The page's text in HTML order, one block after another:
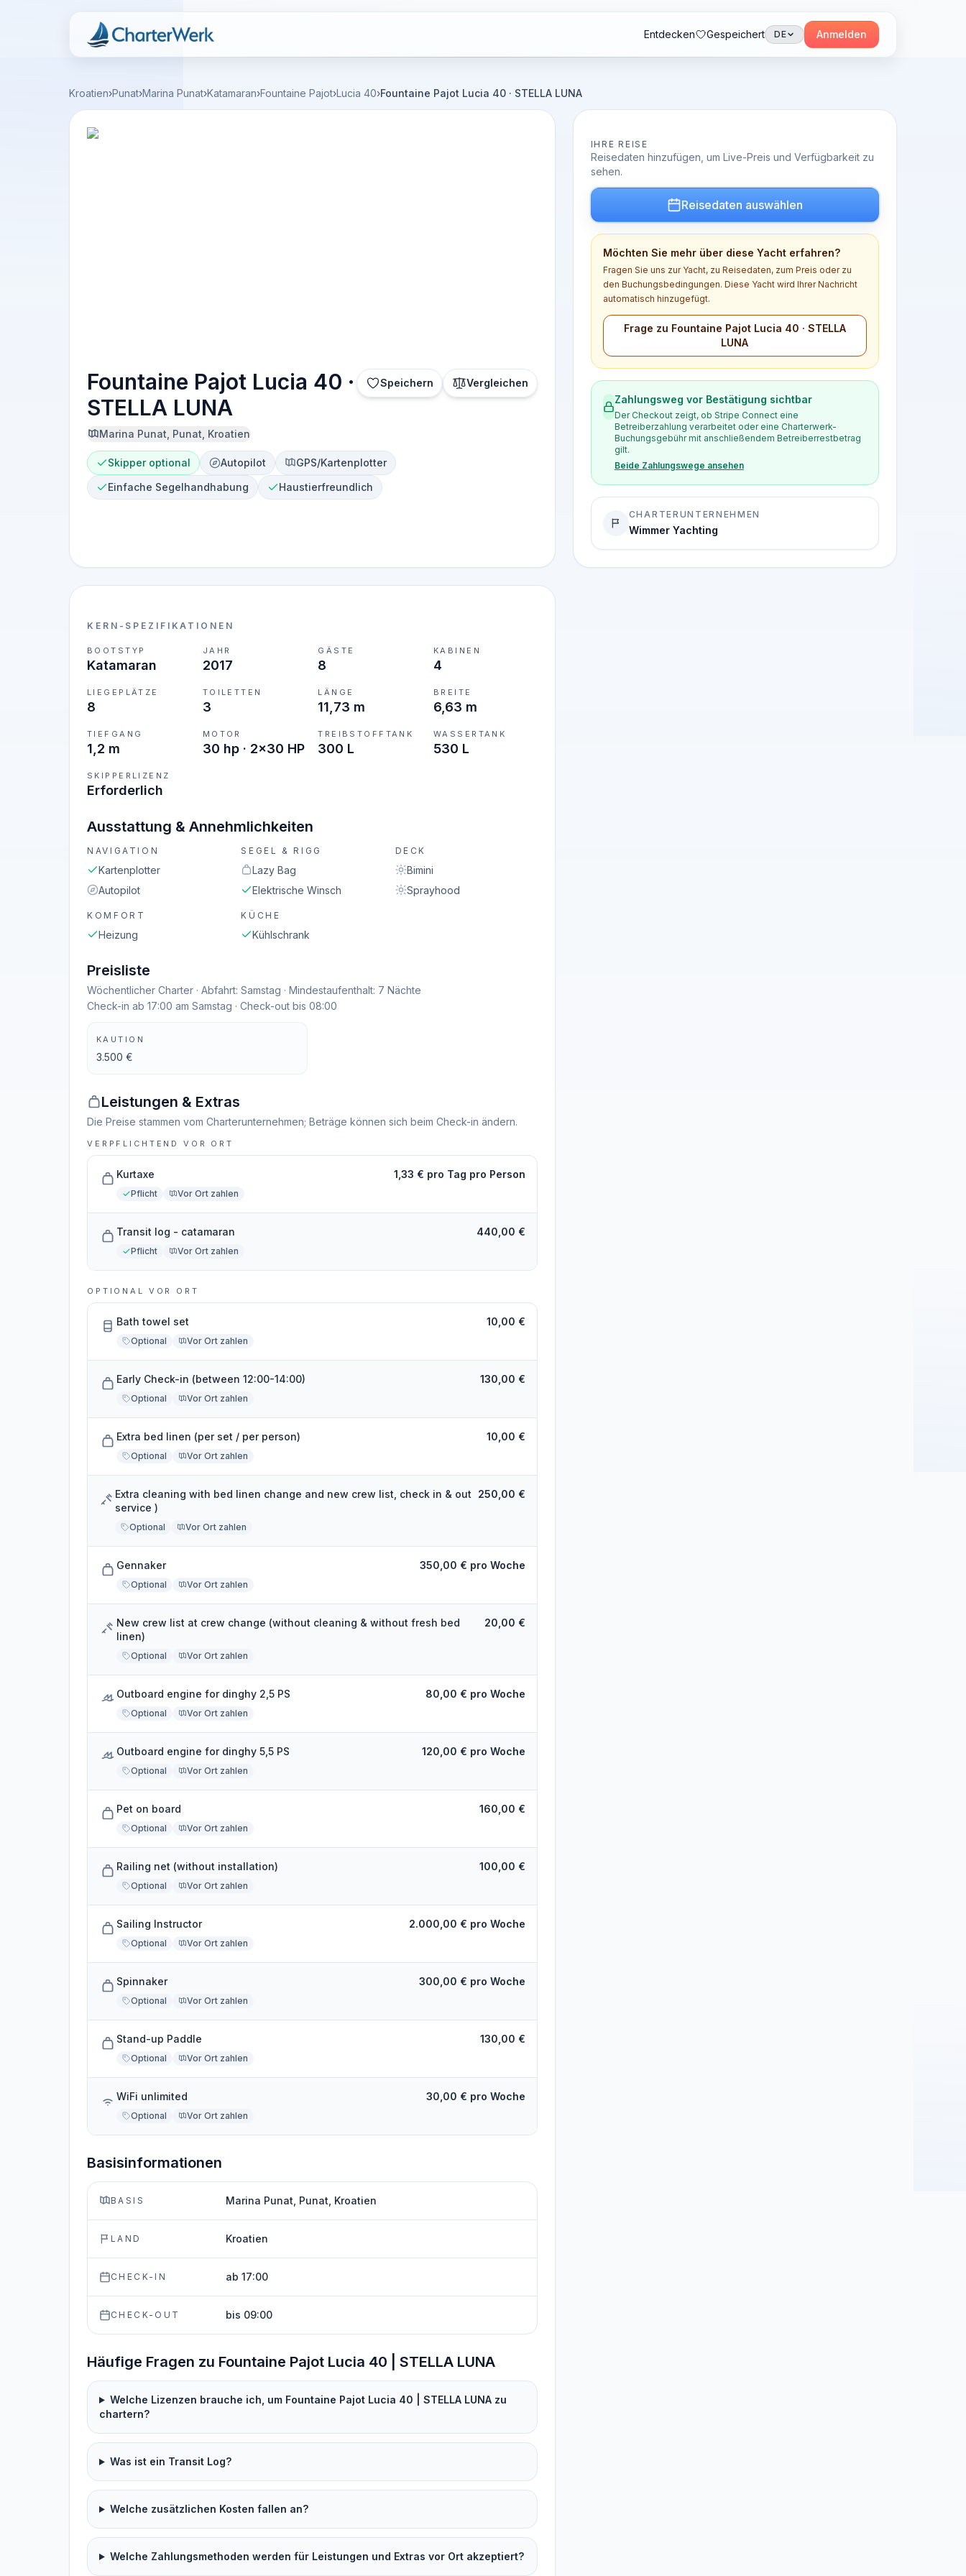
Charterwerk
Entdecken Gespeichert DE Anmelden
Kroatien›Punat›Marina Punat›Katamaran›Fountaine Pajot›Lucia 40›Fountaine Pajot Lucia 40 · STELLA LUNA
Fountaine Pajot Lucia 40 ·
STELLA LUNA
Speichern Vergleichen
Marina Punat, Punat, Kroatien
Skipper optional Autopilot
GPS/Kartenplotter
Einfache Segelhandhabung
Haustierfreundlich
KERN-SPEZIFIKATIONEN
BOOTSTYP
Katamaran
JAHR
2017
GÄSTE
8
KABINEN
4
LIEGEPLÄTZE
8
TOILETTEN
3
LÄNGE
11,73 m
BREITE
6,63 m
TIEFGANG
1,2 m
MOTOR
30 hp · 2x30 HP
TREIBSTOFFTANK
300 L
WASSERTANK
530 L
SKIPPERLIZENZ
Erforderlich
Ausstattung & Annehmlichkeiten
NAVIGATION
Kartenplotter
Autopilot
SEGEL & RIGG
Lazy Bag
Elektrische Winsch
DECK
Bimini
Sprayhood
KOMFORT
Heizung
KÜCHE
Kühlschrank
Preisliste
Wöchentlicher Charter · Abfahrt: Samstag · Mindestaufenthalt: 7 Nächte
Check-in ab 17:00 am Samstag · Check-out bis 08:00
KAUTION
3.500 €
Leistungen & Extras
Die Preise stammen vom Charterunternehmen; Beträge können sich beim Check-in ändern.
VERPFLICHTEND VOR ORT
Kurtaxe
Pflicht Vor Ort zahlen
1,33 € pro Tag pro Person
Transit log - catamaran
Pflicht Vor Ort zahlen
440,00 €
OPTIONAL VOR ORT
Bath towel set
Optional Vor Ort zahlen
10,00 €
Early Check-in (between 12:00-14:00)
Optional Vor Ort zahlen
130,00 €
Extra bed linen (per set / per person)
Optional Vor Ort zahlen
10,00 €
Extra cleaning with bed linen change and new crew list, check in & out
service )
Optional Vor Ort zahlen
250,00 €
Gennaker
Optional Vor Ort zahlen
350,00 € pro Woche
New crew list at crew change (without cleaning & without fresh bed
linen)
Optional Vor Ort zahlen
20,00 €
Outboard engine for dinghy 2,5 PS
Optional Vor Ort zahlen
80,00 € pro Woche
Outboard engine for dinghy 5,5 PS
Optional Vor Ort zahlen
120,00 € pro Woche
Pet on board
Optional Vor Ort zahlen
160,00 €
Railing net (without installation)
Optional Vor Ort zahlen
100,00 €
Sailing Instructor
Optional Vor Ort zahlen
2.000,00 € pro Woche
Spinnaker
Optional Vor Ort zahlen
300,00 € pro Woche
Stand-up Paddle
Optional Vor Ort zahlen
130,00 €
WiFi unlimited
Optional Vor Ort zahlen
30,00 € pro Woche
Basisinformationen
BASIS Marina Punat, Punat, Kroatien
LAND Kroatien
CHECK-IN ab 17:00
CHECK-OUT bis 09:00
Häufige Fragen zu Fountaine Pajot Lucia 40 | STELLA LUNA
Welche Lizenzen brauche ich, um Fountaine Pajot Lucia 40 | STELLA LUNA zu
chartern?
Was ist ein Transit Log?
Welche zusätzlichen Kosten fallen an?
Welche Zahlungsmethoden werden für Leistungen und Extras vor Ort akzeptiert?
IHRE REISE
Reisedaten hinzufügen, um Live-Preis und Verfügbarkeit zu
sehen.
Reisedaten auswählen
Möchten Sie mehr über diese Yacht erfahren?
Fragen Sie uns zur Yacht, zu Reisedaten, zum Preis oder zu
den Buchungsbedingungen. Diese Yacht wird Ihrer Nachricht
automatisch hinzugefügt.
Frage zu Fountaine Pajot Lucia 40 · STELLA
LUNA
Zahlungsweg vor Bestätigung sichtbar
Der Checkout zeigt, ob Stripe Connect eine
Betreiberzahlung verarbeitet oder eine Charterwerk-
Buchungsgebühr mit anschließendem Betreiberrestbetrag
gilt.
Beide Zahlungswege ansehen
CHARTERUNTERNEHMEN
Wimmer Yachting